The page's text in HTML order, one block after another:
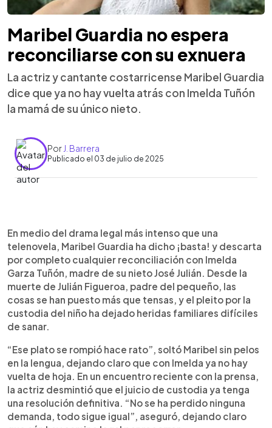
Maribel Guardia no espera
reconciliarse con su exnuera
La actriz y cantante costarricense Maribel Guardia
dice que ya no hay vuelta atrás con Imelda Tuñón
la mamá de su único nieto.
Por J. Barrera
Publicado el 03 de julio de 2025
► Escuchar artículo
En medio del drama legal más intenso que una
telenovela, Maribel Guardia ha dicho ¡basta! y descarta
por completo cualquier reconciliación con Imelda
Garza Tuñón, madre de su nieto José Julián. Desde la
muerte de Julián Figueroa, padre del pequeño, las
cosas se han puesto más que tensas, y el pleito por la
custodia del niño ha dejado heridas familiares difíciles
de sanar.
“Ese plato se rompió hace rato”, soltó Maribel sin pelos
en la lengua, dejando claro que con Imelda ya no hay
vuelta de hoja. En un encuentro reciente con la prensa,
la actriz desmintió que el juicio de custodia ya tenga
una resolución definitiva. “No se ha perdido ninguna
demanda, todo sigue igual”, aseguró, dejando claro